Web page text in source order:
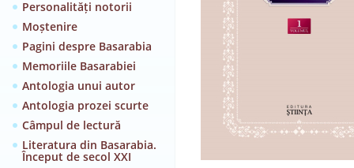
Personalități notorii
Moștenire
Pagini despre Basarabia
Memoriile Basarabiei
Antologia unui autor
Antologia prozei scurte
Câmpul de lectură
Literatura din Basarabia.
Început de secol XXI